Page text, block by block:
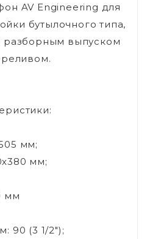
AV Engineering для
бутылочного типа,
разборным выпуском
мм;
мм;
мм
90 (3 1/2");